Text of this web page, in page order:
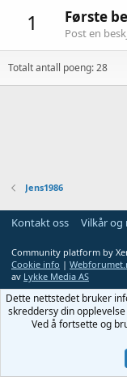
1 Første
Post en
Totalt antall poeng: 28
Jens1986
Kontakt oss Vilkår og
Community platform by
Cookie info |
av Lykke Media AS
Dette nettstedet bruker
skreddersy din
Ved å fortsette og